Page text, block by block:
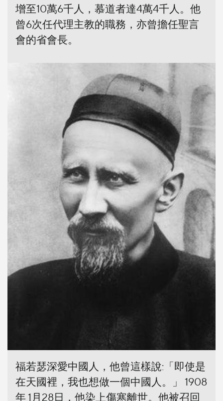
增至10萬6千人，慕道者達4萬4千人。他
曾6次任代理主教的職務，亦曾擔任聖言
會的省會長。
福若瑟深愛中國人，他曾這樣說:「即使是
在天國裡，我也想做一個中國人。」 1908
年 1月28日，他染上傷寒離世。他被召回